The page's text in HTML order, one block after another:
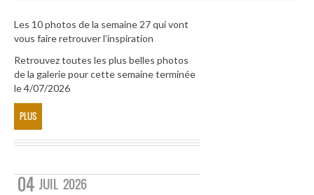
Les 10 photos de la semaine 27 qui vont
vous faire retrouver l’inspiration
Retrouvez toutes les plus belles photos
de la galerie pour cette semaine terminée
le 4/07/2026
PLUS
04 JUIL 2026